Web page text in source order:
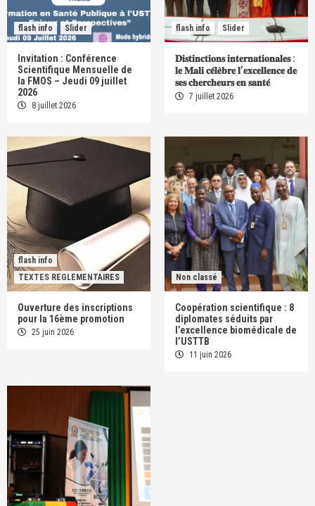
flash info Slider
Invitation : Conférence
Scientifique Mensuelle de
la FMOS – Jeudi 09 juillet
2026
8 juillet 2026
flash info Slider
𝐃𝐢𝐬𝐭𝐢𝐧𝐜𝐭𝐢𝐨𝐧𝐬 𝐢𝐧𝐭𝐞𝐫𝐧𝐚𝐭𝐢𝐨𝐧𝐚𝐥𝐞𝐬 :
𝐥𝐞 𝐌𝐚𝐥𝐢 𝐜𝐞́𝐥𝐞̀𝐛𝐫𝐞 𝐥’𝐞𝐱𝐜𝐞𝐥𝐥𝐞𝐧𝐜𝐞 𝐝𝐞
𝐬𝐞𝐬 𝐜𝐡𝐞𝐫𝐜𝐡𝐞𝐮𝐫𝐬 𝐞𝐧 𝐬𝐚𝐧𝐭𝐞́
7 juillet 2026
flash info
TEXTES REGLEMENTAIRES
Ouverture des inscriptions
pour la 16ème promotion
25 juin 2026
Non classé
Coopération scientifique : 8
diplomates séduits par
l’excellence biomédicale de
l’USTTB
11 juin 2026